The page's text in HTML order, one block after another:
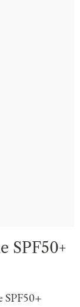
SPF50+
SPF50+